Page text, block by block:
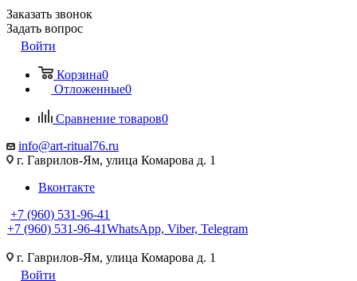
Заказать звонок
Задать вопрос
Войти
Корзина0
Отложенные0
Сравнение товаров0
info@art-ritual76.ru
г. Гаврилов-Ям, улица Комарова д. 1
Вконтакте
+7 (960) 531-96-41
+7 (960) 531-96-41WhatsApp, Viber, Telegram
г. Гаврилов-Ям, улица Комарова д. 1
Войти